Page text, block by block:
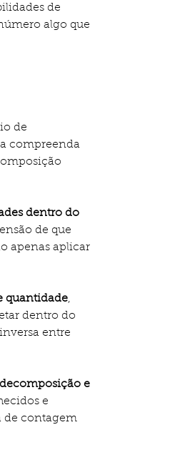
de
algo que
de
compreenda
dentro do
de que
apenas aplicar
quantidade,
dentro do
entre
decomposição e
e
de contagem